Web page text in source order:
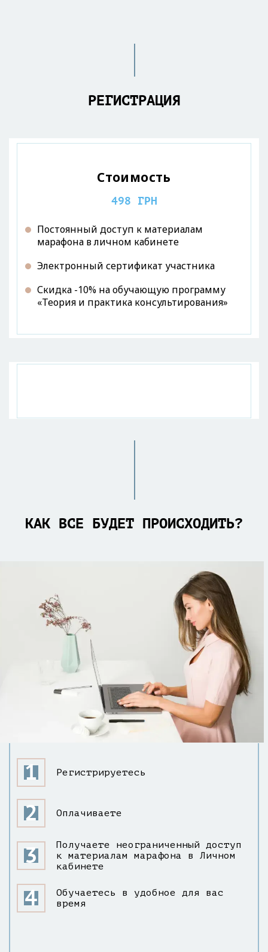
РЕГИСТРАЦИЯ
Стоимость
498 ГРН
Постоянный доступ к материалам
марафона в личном кабинете
Электронный сертификат участника
Скидка -10% на обучающую программу
«Теория и практика консультирования»
КАК ВСЕ БУДЕТ ПРОИСХОДИТЬ?
Регистрируетесь
Оплачиваете
Получаете неограниченный доступ
к материалам марафона в Личном
кабинете
Обучаетесь в удобное для вас
время